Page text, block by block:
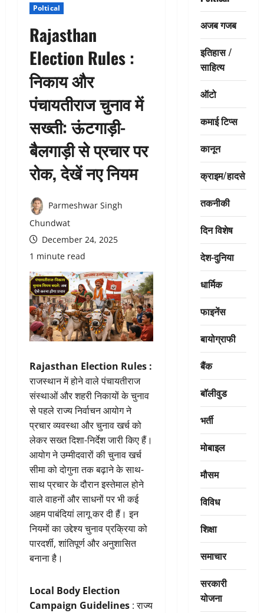
Poltical
Rajasthan
Election Rules :
निकाय और
पंचायतीराज चुनाव में
सख्ती: ऊंटगाड़ी-
बैलगाड़ी से प्रचार पर
रोक, देखें नए नियम
Parmeshwar Singh
Chundwat
December 24, 2025
1 minute read
Rajasthan Election Rules :
राजस्थान में होने वाले पंचायतीराज
संस्थाओं और शहरी निकायों के चुनाव
से पहले राज्य निर्वाचन आयोग ने
प्रचार व्यवस्था और चुनाव खर्च को
लेकर सख्त दिशा-निर्देश जारी किए हैं।
आयोग ने उम्मीदवारों की चुनाव खर्च
सीमा को दोगुना तक बढ़ाने के साथ-
साथ प्रचार के दौरान इस्तेमाल होने
वाले वाहनों और साधनों पर भी कई
अहम पाबंदियां लागू कर दी हैं। इन
नियमों का उद्देश्य चुनाव प्रक्रिया को
पारदर्शी, शांतिपूर्ण और अनुशासित
बनाना है।
Local Body Election
Campaign Guidelines : राज्य
अजब गजब
इतिहास /
साहित्य
ऑटो
कमाई टिप्स
कानून
क्राइम/हादसे
तकनीकी
दिन विशेष
देश-दुनिया
धार्मिक
फाइनेंस
बायोग्राफी
बैंक
बॉलीवुड
भर्ती
मोबाइल
मौसम
विविध
शिक्षा
समाचार
सरकारी
योजना